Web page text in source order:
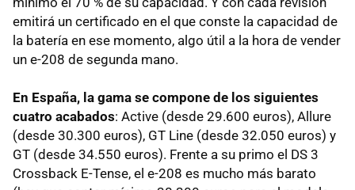
emitirá un certificado en el que conste la capacidad de
la batería en ese momento, algo útil a la hora de vender
un e-208 de segunda mano.
En España, la gama se compone de los siguientes
cuatro acabados: Active (desde 29.600 euros), Allure
(desde 30.300 euros), GT Line (desde 32.050 euros) y
GT (desde 34.550 euros). Frente a su primo el DS 3
Crossback E-Tense, el e-208 es mucho más barato